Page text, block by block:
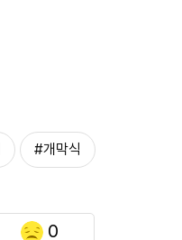
#개막식
0